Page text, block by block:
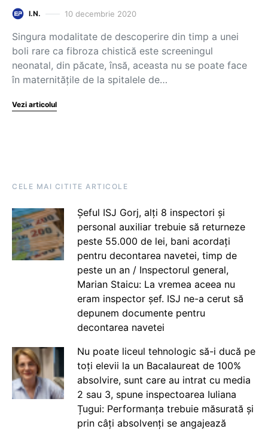
I.N. 10 decembrie 2020
Singura modalitate de descoperire din timp a unei
boli rare ca fibroza chistică este screeningul
neonatal, din păcate, însă, aceasta nu se poate face
în maternitățile de la spitalele de…
Vezi articolul
CELE MAI CITITE ARTICOLE
Șeful ISJ Gorj, alți 8 inspectori și
personal auxiliar trebuie să returneze
peste 55.000 de lei, bani acordați
pentru decontarea navetei, timp de
peste un an / Inspectorul general,
Marian Staicu: La vremea aceea nu
eram inspector șef. ISJ ne-a cerut să
depunem documente pentru
decontarea navetei
Nu poate liceul tehnologic să-i ducă pe
toți elevii la un Bacalaureat de 100%
absolvire, sunt care au intrat cu media
2 sau 3, spune inspectoarea Iuliana
Țugui: Performanța trebuie măsurată și
prin câți absolvenți se angajează